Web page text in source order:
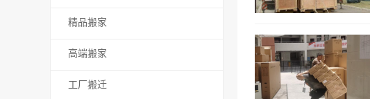
精品搬家
高端搬家
工厂搬迁